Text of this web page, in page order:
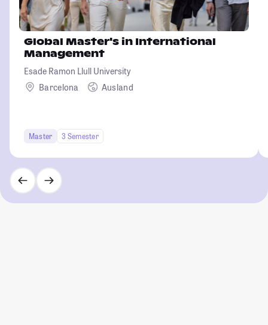
Global Master's in International
Management
Esade Ramon Llull University
Barcelona
Ausland
Master 3 Semester